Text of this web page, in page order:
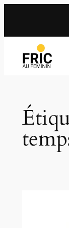
contenu